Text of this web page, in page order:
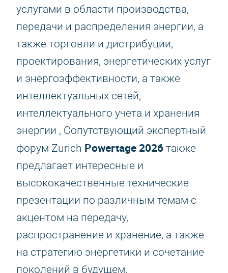
услугами в области производства,
передачи и распределения энергии, а
также торговли и дистрибуции,
проектирования, энергетических услуг
и энергоэффективности, а также
интеллектуальных сетей,
интеллектуального учета и хранения
энергии , Сопутствующий экспертный
форум Zurich Powertage 2026 также
предлагает интересные и
высококачественные технические
презентации по различным темам с
акцентом на передачу,
распространение и хранение, а также
на стратегию энергетики и сочетание
поколений в будущем.